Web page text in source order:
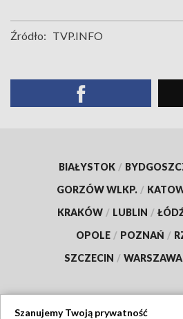
Źródło: TVP.INFO
BIAŁYSTOK /
GORZÓW WLKP. /
KRAKÓW / LUBLIN /
OPOLE / POZNAŃ /
SZCZECIN / WARSZAWA
Szanujemy Twoją prywatność